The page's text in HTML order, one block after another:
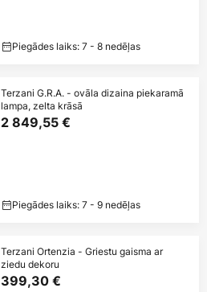
Piegādes laiks: 7 - 8 nedēļas
Terzani G.R.A. - ovāla dizaina piekaramā
lampa, zelta krāsā
2 849,55 €
Piegādes laiks: 7 - 9 nedēļas
Terzani Ortenzia - Griestu gaisma ar
ziedu dekoru
399,30 €